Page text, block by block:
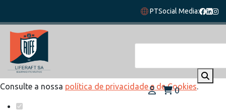
Defina as suas preferências de cookies
para este website.
Este website utiliza cookies estritamente necessários,
analíticos e funcionais, para lhe oferecer uma boa experiência
de navegação e acesso a todas as funcionalidades.
Consulte a nossa política de privacidade e de Cookies.
PTSocial Media:
0